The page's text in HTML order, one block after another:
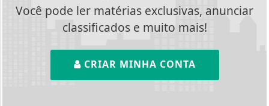
Você pode ler matérias exclusivas, anunciar
classificados e muito mais!
CRIAR MINHA CONTA